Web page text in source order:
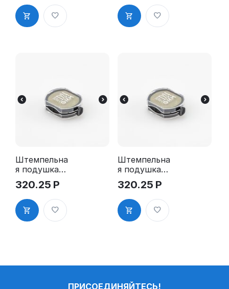
Штемпельна
я подушка
для GRM
R24 2Pads
320.25 Р
Штемпельна
я подушка
для GRM
R24 2Pads,
синяя
320.25 Р
ПРИСОЕДИНЯЙТЕСЬ!